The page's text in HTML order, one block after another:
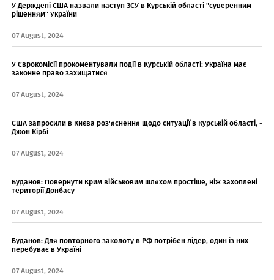
У Держдепі США назвали наступ ЗСУ в Курській області "суверенним
рішенням" України
07 August, 2024
У Єврокомісії прокоментували події в Курській області: Україна має
законне право захищатися
07 August, 2024
США запросили в Києва роз'яснення щодо ситуації в Курській області, -
Джон Кірбі
07 August, 2024
Буданов: Повернути Крим військовим шляхом простіше, ніж захоплені
території Донбасу
07 August, 2024
Буданов: Для повторного заколоту в РФ потрібен лідер, один із них
перебуває в Україні
07 August, 2024